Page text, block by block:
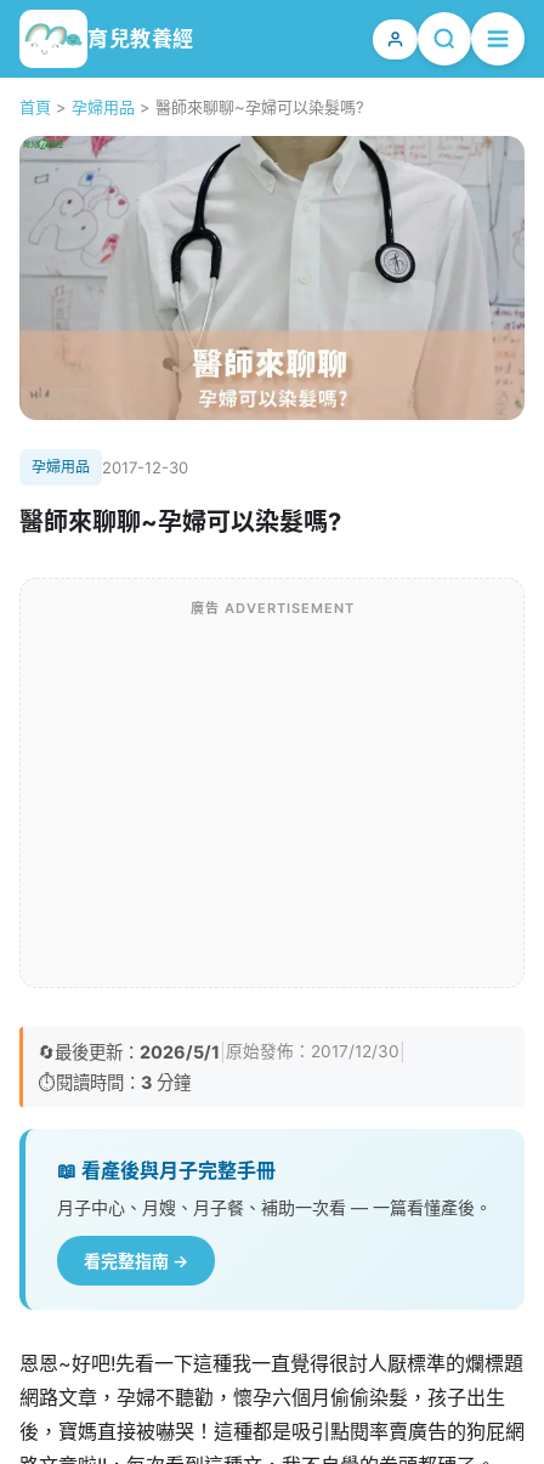
育兒教養經
首頁 > 孕婦用品 > 醫師來聊聊~孕婦可以染髮嗎?
孕婦用品 2017-12-30
醫師來聊聊~孕婦可以染髮嗎?
廣告 ADVERTISEMENT
🔄最後更新： 2026/5/1 原始發佈： 2017/12/30
⏱️閱讀時間： 3 分鐘
📖 看產後與月子完整手冊
月子中心、月嫂、月子餐、補助一次看 — 一篇看懂產後。
看完整指南 →
恩恩~好吧!先看一下這種我一直覺得很討人厭標準的爛標題
網路文章，孕婦不聽勸，懷孕六個月偷偷染髮，孩子出生
後，寶媽直接被嚇哭！這種都是吸引點閱率賣廣告的狗屁網